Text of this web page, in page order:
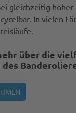
gleichzeitig hoher
In vielen
über die